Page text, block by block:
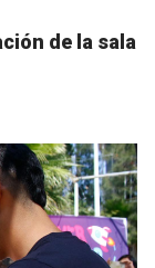
de la sala